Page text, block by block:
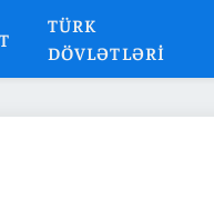
TÜRK
DÖVLƏTLƏRI